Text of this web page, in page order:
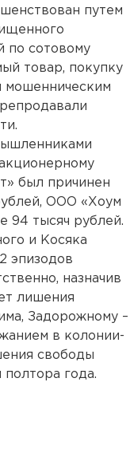
путем
по сотовому
товар, покупку
мошенническим
был причинен
ООО «Хоум
94 тысяч рублей.
и Косяка
эпизодов
назначив
лишения
Задорожному –
в колонии-
свободы
года.